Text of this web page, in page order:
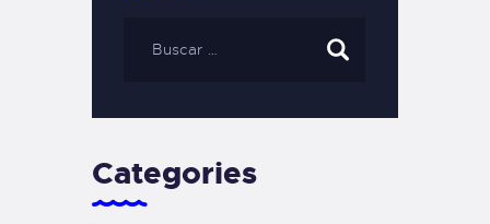
Categories